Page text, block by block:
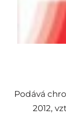
Podává
2012,